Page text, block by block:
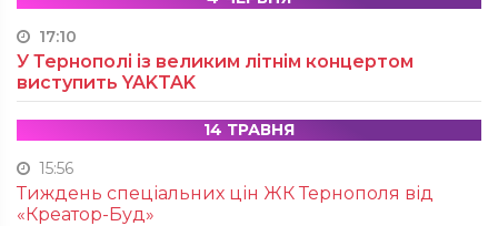
17:10
У Тернополі із великим літнім концертом
виступить YAKTAK
14 ТРАВНЯ
15:56
Тиждень спеціальних цін ЖК Тернополя від
«Креатор-Буд»